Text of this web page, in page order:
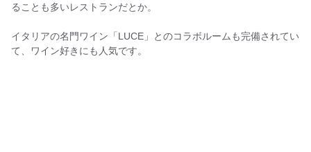
ることも多いレストランだとか。
イタリアの名門ワイン「LUCE」とのコラボルームも完備されてい
て、ワイン好きにも人気です。